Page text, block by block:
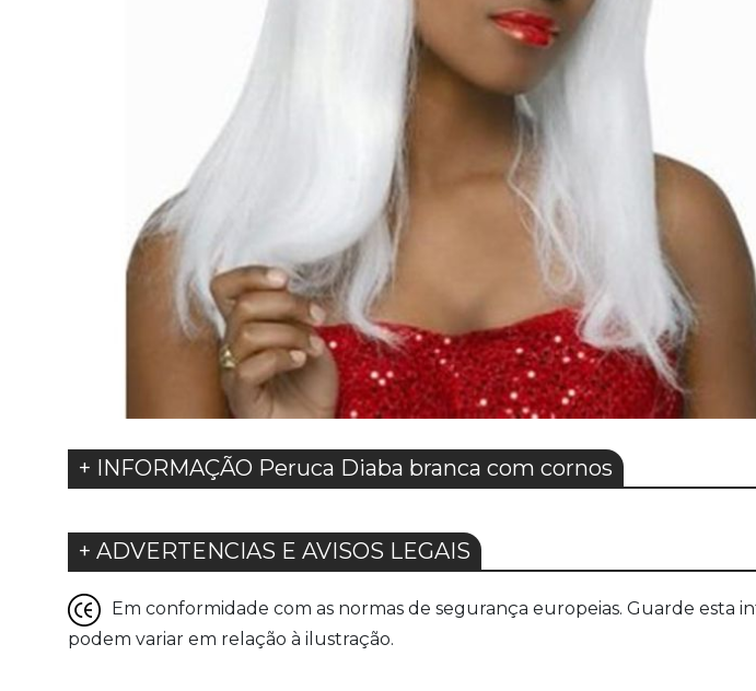
+ INFORMAÇÃO Peruca Diaba branca com cornos
+ ADVERTENCIAS E AVISOS LEGAIS
Em conformidade com as normas de segurança europeias. Guarde esta
podem variar em relação à ilustração.